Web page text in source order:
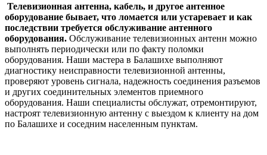
Телевизионная антенна, кабель, и другое антенное
оборудование бывает, что ломается или устаревает и как
последствии требуется обслуживание антенного
оборудования. Обслуживание телевизионных антенн можно
выполнять периодически или по факту поломки
оборудования. Наши мастера в Балашихе выполняют
диагностику неисправности телевизионной антенны,
проверяют уровень сигнала, надежность соединения разъемов
и других соединительных элементов приемного
оборудования. Наши специалисты обслужат, отремонтируют,
настроят телевизионную антенну с выездом к клиенту на дом
по Балашихе и соседним населенным пунктам.